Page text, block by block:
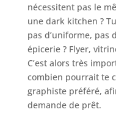
nécessitent pas le
une dark kitchen ?
pas d’uniforme, pas
épicerie ? Flyer,
C’est alors très
combien pourrait te
graphiste préféré,
demande de prêt.